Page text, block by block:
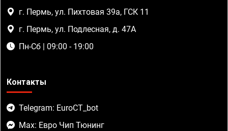
г. Пермь, ул. Пихтовая 39а, ГСК 11
г. Пермь, ул. Подлесная, д. 47А
Пн-Сб | 09:00 - 19:00
Контакты
Telegram: EuroCT_bot
Max: Евро Чип Тюнинг